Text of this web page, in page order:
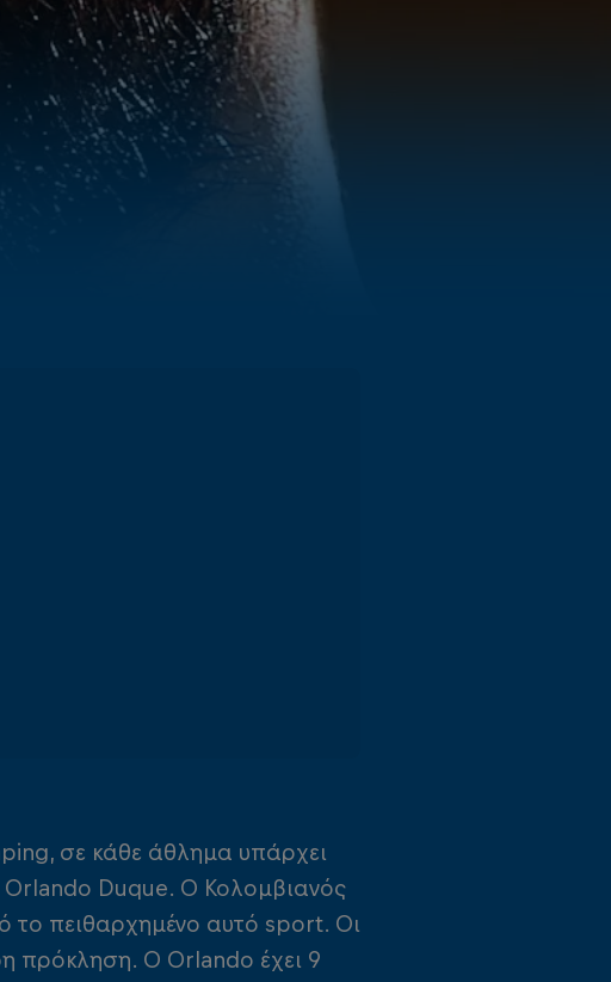
σε κάθε άθλημα υπάρχει
Duque. Ο Κολομβιανός
το πειθαρχημένο αυτό sport. Οι
πρόκληση. Ο Orlando έχει 9